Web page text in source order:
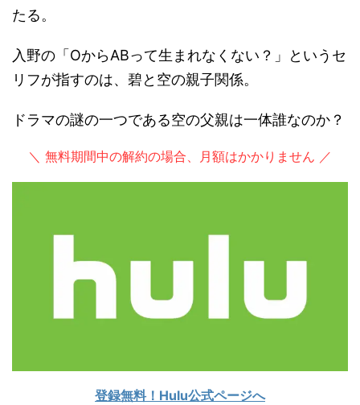
たる。
入野の「OからABって生まれなくない？」というセ
リフが指すのは、碧と空の親子関係。
ドラマの謎の一つである空の父親は一体誰なのか？
＼ 無料期間中の解約の場合、月額はかかりません ／
登録無料！Hulu公式ページへ